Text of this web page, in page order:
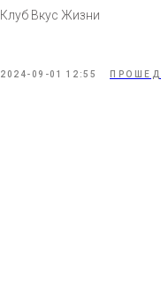
Клуб Вкус Жизни
2024-09-01 12:55